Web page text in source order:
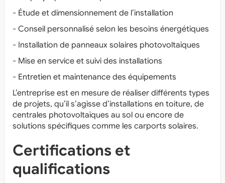
- Étude et dimensionnement de l’installation
- Conseil personnalisé selon les besoins énergétiques
- Installation de panneaux solaires photovoltaïques
- Mise en service et suivi des installations
- Entretien et maintenance des équipements
L’entreprise est en mesure de réaliser différents types
de projets, qu’il s’agisse d’installations en toiture, de
centrales photovoltaïques au sol ou encore de
solutions spécifiques comme les carports solaires.
Certifications et
qualifications